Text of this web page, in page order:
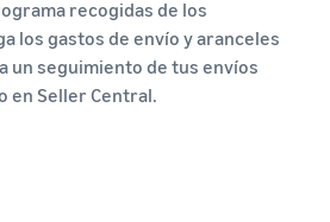
recogidas de los
los gastos de envío y aranceles
un seguimiento de tus envíos
en Seller Central.